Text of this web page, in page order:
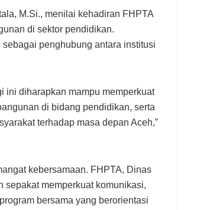
M.Si., menilai kehadiran FHPTA
di sektor pendidikan.
penghubung antara institusi
ini diharapkan mampu memperkuat
di bidang pendidikan, serta
terhadap masa depan Aceh,”
kebersamaan. FHPTA, Dinas
sepakat memperkuat komunikasi,
bersama yang berorientasi